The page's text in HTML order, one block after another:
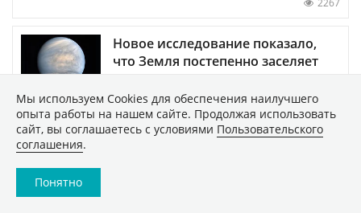
2267
Новое исследование показало,
что Земля постепенно заселяет
36189
Обнаружены биологические
Мы используем Сookies для обеспечения наилучшего
опыта работы на нашем сайте. Продолжая использовать
сайт, вы соглашаетесь с условиями Пользовательского
соглашения.
Понятно